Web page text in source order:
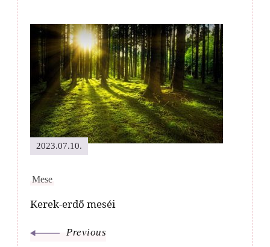
Post
Navigation
2023.07.10.
Mese
Kerek-erdő meséi
Previous